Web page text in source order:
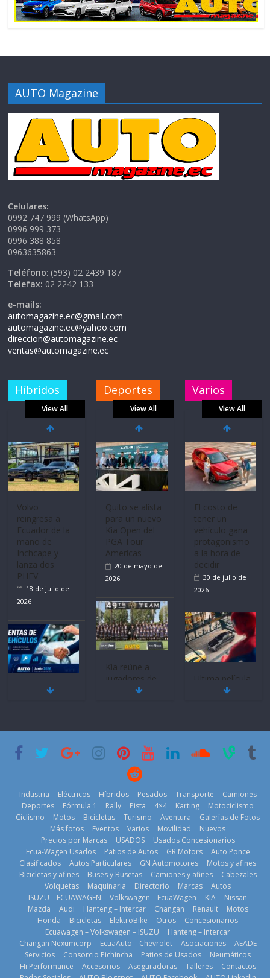
AUTO Magazine
Celulares:
0992 747 999 (WhatsApp)
0996 999 373
0996 388 858
0963635863
Teléfono: (593) 02 2439 187
Telefax: 02 2242 133
e-mails:
automagazine.ec@gmail.com
automagazine.ec@yahoo.com
direccion@automagazine.ec
ventas@automagazine.ec
Híbridos
View All
Mercado
automotor
nacional cierra
su mejor 1er
semestre en la
historia
11 de julio de
2026
Bosch y
renovable
25 de julio de
Nuevo SUV
Honda ZR-V
Advanced
Hybrid para el
mercado local
23 de julio de
Deportes
View All
La FEDAK
recibe 12
Sinotruk
Bolden para
cubrir las rutas
de La Vuelta
31 de julio de
Quito se alista
para un nuevo
2026
Kia reúne a
jugadores de
fútbol de todo
el mundo en
‘Kia OMBC
Cup’
6 de mayo de
2026
Varios
View All
Ultima película
‘Spider‑Man:
Brand New
Day’ pone en
escena a
BMW
29 de julio de
2026
¿Qué puede
pasar con tu
3 de agosto de
La FEDAK
recibe 12
Sinotruk
Bolden para
cubrir las rutas
de La Vuelta
31 de julio de
2026
Industria Eléctricos Híbridos Pesados Transporte
Camiones
Deportes
Fórmula 1 Rally Pista 4×4 Karting
Motociclismo
Ciclismo
Motos Bicicletas Turismo Aventura
Galerías de Fotos
Más fotos
Eventos Varios Movilidad
Nuevos
Precios por Marcas
USADOS
Usados Concesionarios
Ecua-Wagen Usados
Patios de Autos GR Motors
Auto Ponce
Clasificados
Autos Particulares GN Automotores
Motos y afines
Bicicletas y afines
Buses y Busetas Camiones y afines
Cabezales
Volquetas
Maquinaria Directorio Marcas
Autos
ISUZU – ECUAWAGEN
Volkswagen – EcuaWagen KIA
Nissan
Mazda
Audi Hanteng – Intercar Changan Renault
Motos
Honda
Bicicletas ElektroBike Otros
Concesionarios
Ecuawagen – Volkswagen – ISUZU
Hanteng – Intercar
Changan Nexumcorp
EcuaAuto – Chevrolet Asociaciones
AEADE
Servicios
Consorcio Pichincha Patios de Usados
Neumáticos
Hi Performance
Accesorios Aseguradoras Talleres
Contactos